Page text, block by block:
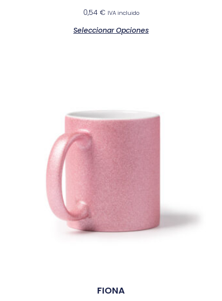
0,54 € IVA incluido
Seleccionar Opciones
FIONA